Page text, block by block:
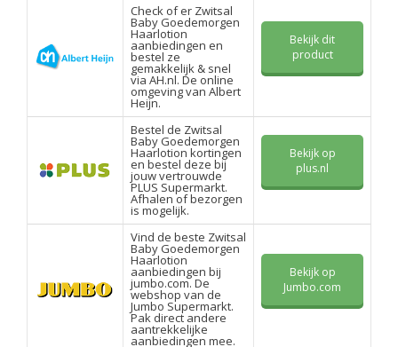
Check of er Zwitsal
Baby Goedemorgen
Haarlotion
aanbiedingen en
bestel ze
gemakkelijk & snel
via AH.nl. De online
omgeving van Albert
Heijn.
Bekijk dit
product
Bestel de Zwitsal
Baby Goedemorgen
Haarlotion kortingen
en bestel deze bij
jouw vertrouwde
PLUS Supermarkt.
Afhalen of bezorgen
is mogelijk.
Bekijk op
plus.nl
Vind de beste Zwitsal
Baby Goedemorgen
Haarlotion
aanbiedingen bij
jumbo.com. De
webshop van de
Jumbo Supermarkt.
Pak direct andere
aantrekkelijke
aanbiedingen mee.
Bekijk op
Jumbo.com